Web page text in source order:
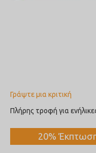
Γράψτε μια κριτική
Πλήρης τροφή για
20%